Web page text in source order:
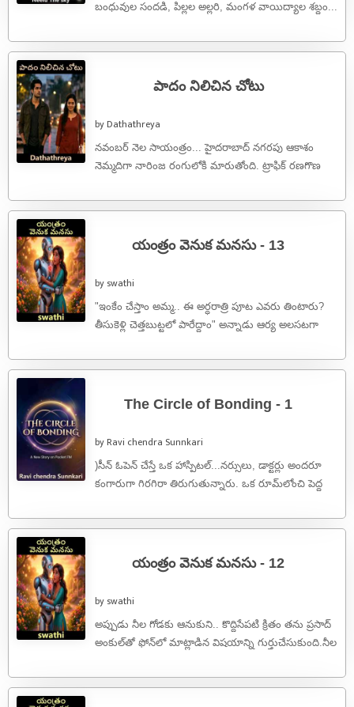
బంధువుల సందడి, పిల్లల అల్లరి, మంగళ వాయిద్యాల శబ్దం...
పాదం నిలిచిన చోటు
by Dathathreya
నవంబర్ నెల సాయంత్రం... హైదరాబాద్ నగరపు ఆకాశం
నెమ్మదిగా నారింజ రంగులోకి మారుతోంది. ట్రాఫిక్ రణగొణ
యంత్రం వెనుక మనసు - 13
by swathi
"ఇంకేం చేస్తాం అమ్మ.. ఈ అర్ధరాత్రి పూట ఎవరు తింటారు?
తీసుకెళ్లి చెత్తబుట్టలో పారేద్దాం" అన్నాడు ఆర్య అలసటగా
The Circle of Bonding - 1
by Ravi chendra Sunnkari
)సీన్ ఓపెన్ చేస్తే ఒక హాస్పిటల్...నర్సులు, డాక్టర్లు అందరూ
కంగారుగా గిరగిరా తిరుగుతున్నారు. ఒక రూమ్‌లోంచి పెద్ద
యంత్రం వెనుక మనసు - 12
by swathi
అప్పుడు నీల గోడకు ఆనుకుని.. కొద్దిసేపటి క్రితం తను ప్రసాద్
అంకుల్‌తో ఫోన్‌లో మాట్లాడిన విషయాన్ని గుర్తుచేసుకుంది.నీల